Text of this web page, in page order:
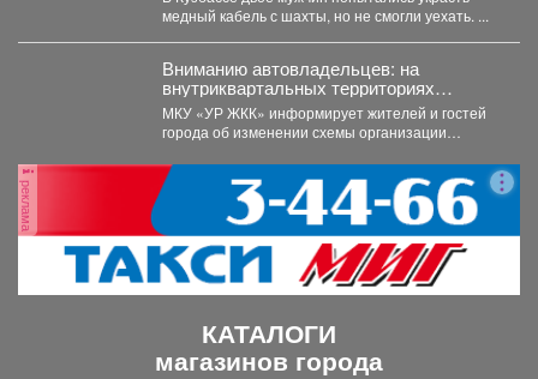
медный кабель с шахты, но не смогли уехать. ...
Вниманию автовладельцев: на
внутриквартальных территориях
Междуреченского муниципального
округа вводятся ограничения стоянки.
МКУ «УР ЖКК» информирует жителей и гостей
города об изменении схемы организации
реклама
КАТАЛОГИ
магазинов города